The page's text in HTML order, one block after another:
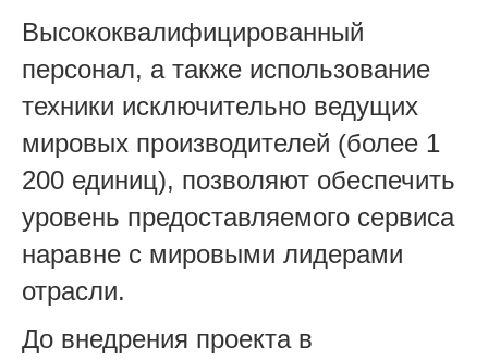
Высококвалифицированный
персонал, а также использование
техники исключительно ведущих
мировых производителей (более 1
200 единиц), позволяют обеспечить
уровень предоставляемого сервиса
наравне с мировыми лидерами
отрасли.
До внедрения проекта в